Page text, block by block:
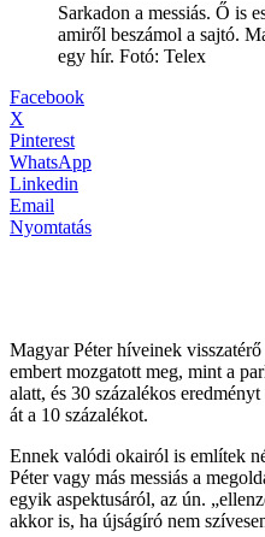
Sarkadon a messiás. Ő is
amiről beszámol a sajtó.
egy hír. Fotó: Telex
Facebook
X
Pinterest
WhatsApp
Linkedin
Email
Nyomtatás
Magyar Péter híveinek
embert mozgatott meg, mint a
alatt, és 30 százalékos
át a 10 százalékot.
Ennek valódi okairól is említek
Péter vagy más messiás a
egyik aspektusáról, az ún.
akkor is, ha újságíró nem